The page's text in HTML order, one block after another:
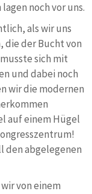
noch vor uns.
als wir uns
die der Bucht von
sich mit
und dabei noch
wir die modernen
auf einem Hügel
den abgelegenen
von einem